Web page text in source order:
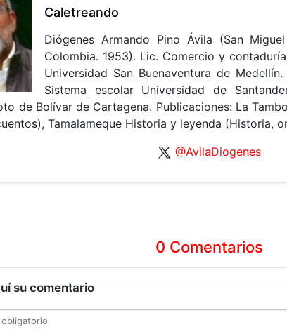
Caletreando
Diógenes Armando Pino Ávila (San
Colombia. 1953). Lic. Comercio y
Universidad San Buenaventura de
Sistema escolar Universidad de
de Bolívar de Cartagena. Publicaciones: La
Tamalameque Historia y leyenda (Historia,
@AvilaDiogenes
0 Comentarios
su comentario